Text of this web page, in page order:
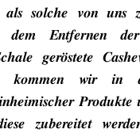
als solche von uns
dem Entfernen
geröstete
kommen wir in
Produkte
zubereitet